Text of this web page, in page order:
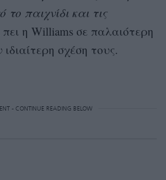
παιχνίδι και τις
πει η Williams σε παλαιότερη
σχέση τους.
- CONTINUE READING BELOW